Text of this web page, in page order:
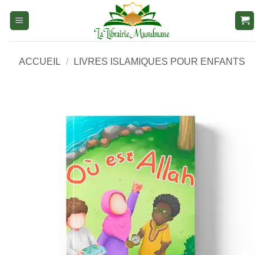
ACCUEIL / LIVRES ISLAMIQUES POUR ENFANTS